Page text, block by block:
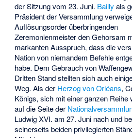
der Sitzung vom 23. Juni. Bailly als
Präsident der Versammlung
Auflösungsorder überbringenden
Zeremonienmeister den Gehorsam
markanten Ausspruch, dass die
Nation von niemandem Befehle
habe. Dem Gebrauch von
Dritten Stand stellten sich auch
Weg. Als der Herzog von Orléans,
Königs, sich mit einer ganzen Reihe
auf die Seite der
Ludwig XVI. am 27. Juni nach und
seinerseits beiden privilegierten